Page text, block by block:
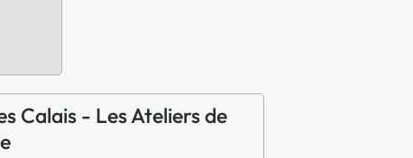
Calais - Les Ateliers de